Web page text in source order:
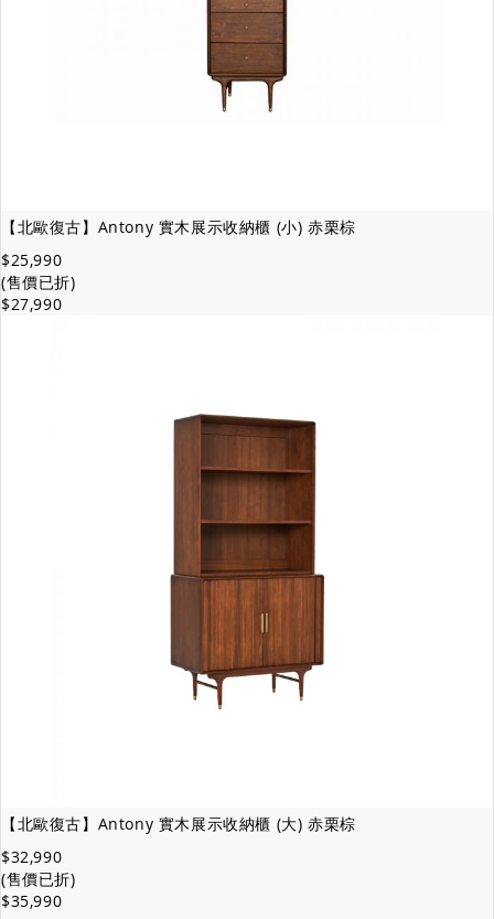
【北歐復古】Antony 實木展示收納櫃 (小) 赤栗棕
$25,990
(售價已折)
$27,990
【北歐復古】Antony 實木展示收納櫃 (大) 赤栗棕
$32,990
(售價已折)
$35,990